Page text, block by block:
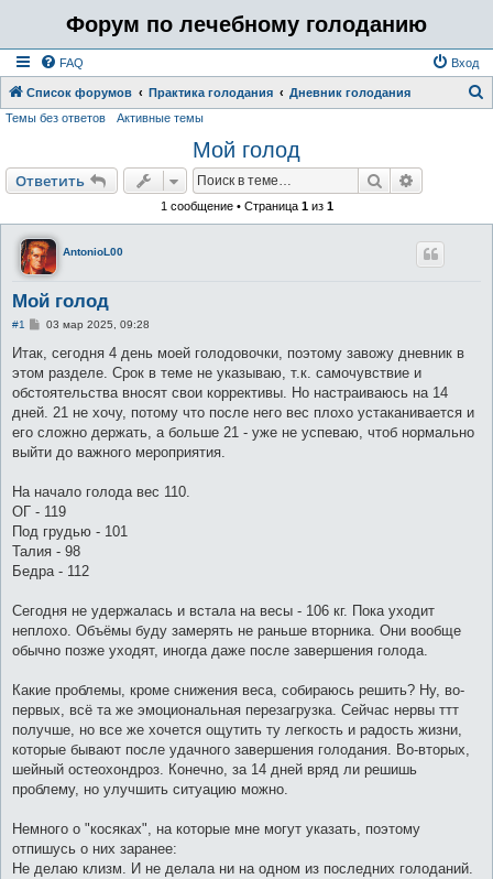
Форум по лечебному голоданию
FAQ Вход
Список форумов Практика голодания Дневник голодания
Темы без ответов Активные темы
Мой голод
Ответить Поиск
1 сообщение • Страница 1из 1
AntonioL00
Мой голод
#1
С
о
б
щ
е
и
е
03 мар 2025, 09:28
Итак, сегодня 4 день моей голодовочки, поэтому завожу дневник в
этом разделе. Срок в теме не указываю, т.к. самочувствие и
обстоятельства вносят свои коррективы. Но настраиваюсь на 14
дней. 21 не хочу, потому что после него вес плохо устаканивается и
его сложно держать, а больше 21 - уже не успеваю, чтоб нормально
выйти до важного мероприятия.
На начало голода вес 110.
ОГ - 119
Под грудью - 101
Талия - 98
Бедра - 112
Сегодня не удержалась и встала на весы - 106 кг. Пока уходит
неплохо. Объёмы буду замерять не раньше вторника. Они вообще
обычно позже уходят, иногда даже после завершения голода.
Какие проблемы, кроме снижения веса, собираюсь решить? Ну, во-
первых, всё та же эмоциональная перезагрузка. Сейчас нервы ттт
получше, но все же хочется ощутить ту легкость и радость жизни,
которые бывают после удачного завершения голодания. Во-вторых,
шейный остеохондроз. Конечно, за 14 дней вряд ли решишь
проблему, но улучшить ситуацию можно.
Немного о "косяках", на которые мне могут указать, поэтому
отпишусь о них заранее:
Не делаю клизм. И не делала ни на одном из последних голоданий.